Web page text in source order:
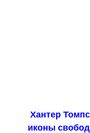
Хантер
иконы